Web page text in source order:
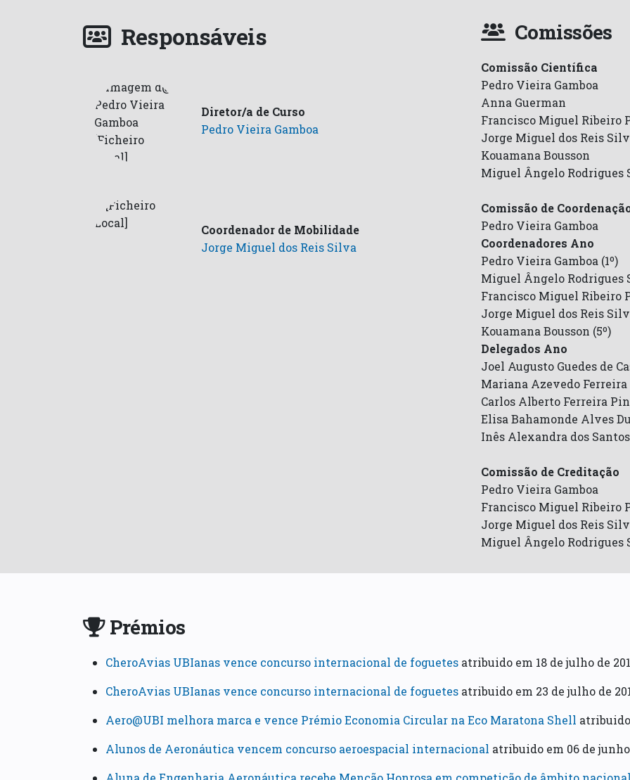
Responsáveis
Diretor/a de Curso
Pedro Vieira Gamboa
Coordenador de Mobilidade
Jorge Miguel dos Reis Silva
Comissões
Comissão Científica
Pedro Vieira Gamboa
Anna Guerman
Francisco Miguel Ribeiro
Jorge Miguel dos Reis
Kouamana Bousson
Miguel Ângelo Rodrigues
Comissão de
Pedro Vieira Gamboa
Coordenadores Ano
Pedro Vieira Gamboa (1º)
Miguel Ângelo Rodrigues
Francisco Miguel Ribeiro
Jorge Miguel dos Reis
Kouamana Bousson (5º)
Delegados Ano
Joel Augusto Guedes de
Mariana Azevedo Ferreira
Carlos Alberto Ferreira
Elisa Bahamonde Alves
Inês Alexandra dos Santos
Comissão de Creditação
Pedro Vieira Gamboa
Francisco Miguel Ribeiro
Jorge Miguel dos Reis
Miguel Ângelo Rodrigues
Prémios
CheroAvias UBIanas vence concurso internacional de foguetes atribuido em 18 de julho de
CheroAvias UBIanas vence concurso internacional de foguetes atribuido em 23 de julho de
Aero@UBI melhora marca e vence Prémio Economia Circular na Eco Maratona Shell atribuido
Alunos de Aeronáutica vencem concurso aeroespacial internacional atribuido em 06 de junho